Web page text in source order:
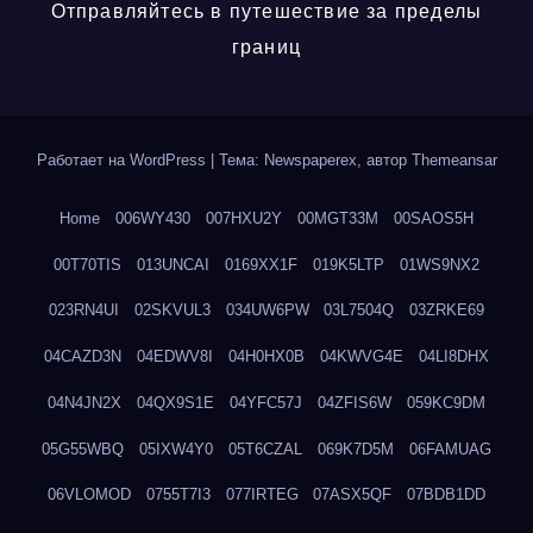
Отправляйтесь в путешествие за пределы
границ
Работает на WordPress Тема: Newspaperex, автор Themeansar
Home 006WY430 007HXU2Y 00MGT33M 00SAOS5H
00T70TIS 013UNCAI 0169XX1F 019K5LTP 01WS9NX2
023RN4UI 02SKVUL3 034UW6PW 03L7504Q 03ZRKE69
04CAZD3N 04EDWV8I 04H0HX0B 04KWVG4E 04LI8DHX
04N4JN2X 04QX9S1E 04YFC57J 04ZFIS6W 059KC9DM
05G55WBQ 05IXW4Y0 05T6CZAL 069K7D5M 06FAMUAG
06VLOMOD 0755T7I3 077IRTEG 07ASX5QF 07BDB1DD